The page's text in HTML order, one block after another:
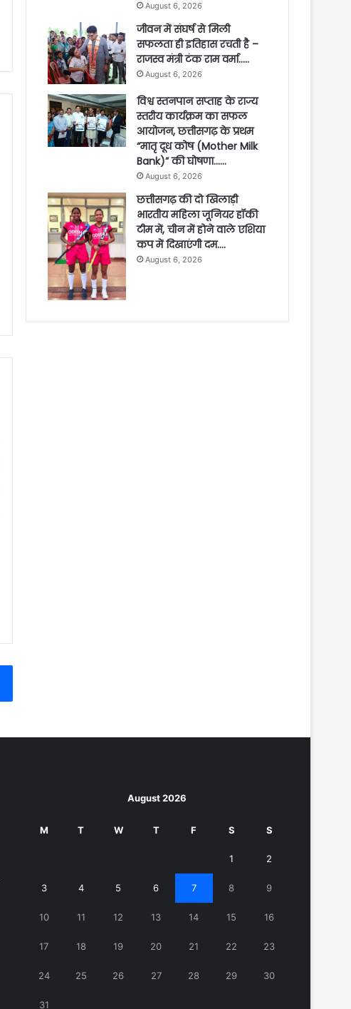
August 6, 2026
जीवन में संघर्ष से मिली
सफलता ही इतिहास रचती है –
राजस्व मंत्री टंक राम वर्मा…..
August 6, 2026
विश्व स्तनपान सप्ताह के राज्य
स्तरीय कार्यक्रम का सफल
आयोजन, छत्तीसगढ़ के प्रथम
“मातृ दूध कोष (Mother Milk
Bank)” की घोषणा……
August 6, 2026
छत्तीसगढ़ की दो खिलाड़ी
भारतीय महिला जूनियर हॉकी
टीम में, चीन में होने वाले एशिया
कप में दिखाएंगी दम….
August 6, 2026
August 2026
M T W T F S S
1 2
3 4 5 6 7 8 9
10 11 12 13 14 15 16
17 18 19 20 21 22 23
24 25 26 27 28 29 30
31